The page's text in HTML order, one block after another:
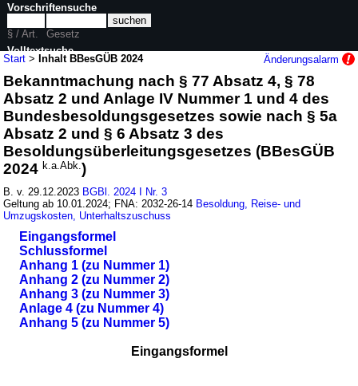
Start >Inhalt BBesGÜB 2024 Änderungsalarm
Bekanntmachung nach § 77 Absatz 4, § 78
Absatz 2 und Anlage IV Nummer 1 und 4 des
Bundesbesoldungsgesetzes sowie nach § 5a
Absatz 2 und § 6 Absatz 3 des
Besoldungsüberleitungsgesetzes (BBesGÜB
2024k.a.Abk.)
B. v. 29.12.2023 BGBl. 2024 I Nr. 3
Geltung ab 10.01.2024; FNA: 2032-26-14 Besoldung, Reise- und
Umzugskosten, Unterhaltszuschuss
Eingangsformel
Schlussformel
Anhang 1 (zu Nummer 1)
Anhang 2 (zu Nummer 2)
Anhang 3 (zu Nummer 3)
Anlage 4 (zu Nummer 4)
Anhang 5 (zu Nummer 5)
Eingangsformel
Vorschriftensuche
§ / Art.
Gesetz
Volltextsuche
nur in BBesGÜB 2024